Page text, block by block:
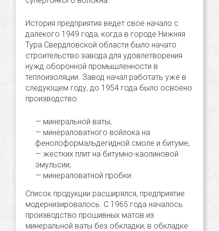
История предприятия ведет свое начало с
далекого 1949 года, когда в городе Нижняя
Тура Свердловской области было начато
строительство завода для удовлетворения
нужд оборонной промышленности в
теплоизоляции. Завод начал работать уже в
следующем году, до 1954 года было освоено
производство:
минеральной ваты;
минераловатного войлока на
фенолоформальдегидной смоле и битуме;
жестких плит на битумно-каолиновой
эмульсии;
минераловатной пробки.
Список продукции расширялся, предприятие
модернизировалось. С 1965 года началось
производство прошивных матов из
минеральной ваты без обкладки, в обкладке